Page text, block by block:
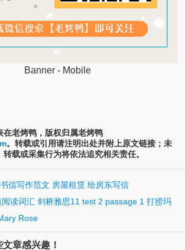
在老烤鸭，版权归属老烤鸭
。转载或引用请注明出处并附上原文链接；未
载或采集行为将依法追究相关责任。
信写作范文 房屋租赁 给房东写信
阅读词汇 剑桥雅思11 test 2 passage 1 打捞玛
Rose
章感兴趣！